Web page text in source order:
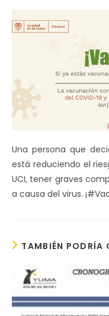
Una persona que
está reduciendo el
UCI, tener graves
a causa del virus.
TAMBIÉN PODRÍA